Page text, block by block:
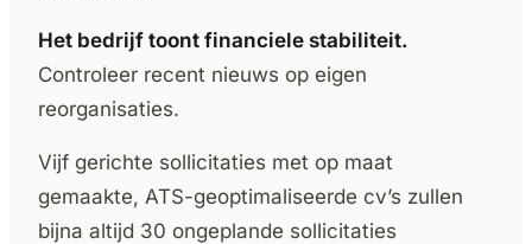
Het bedrijf toont financiele stabiliteit.
Controleer recent nieuws op eigen
reorganisaties.
Vijf gerichte sollicitaties met op maat
gemaakte, ATS-geoptimaliseerde cv’s zullen
bijna altijd 30 ongeplande sollicitaties